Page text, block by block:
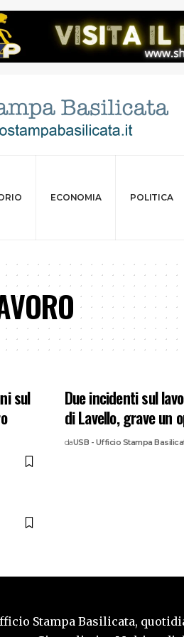
ECONOMIA POLITICA
sul
Due incidenti sul
di Lavello, grave un
daUSB - Ufficio Stampa
Stampa Basilicata,